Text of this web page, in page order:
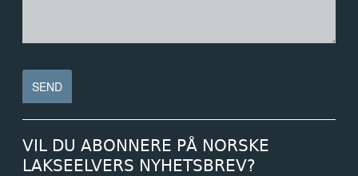
VIL DU ABONNERE PÅ NORSKE
LAKSEELVERS NYHETSBREV?